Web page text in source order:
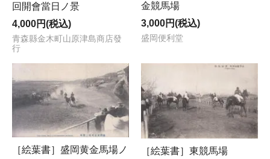
回開會當日ノ景
4,000円(税込)
青森縣金木町山原津島商店發
行
金競馬場
3,000円(税込)
盛岡便利堂
［絵葉書］盛岡黄金馬場ノ
［絵葉書］東競馬場